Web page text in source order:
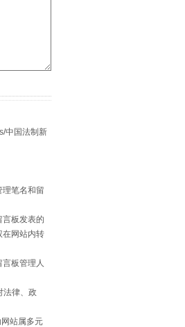
中国法制新
笔名和留
板发表的
在网站内转
板管理人
法律、政
站属多元